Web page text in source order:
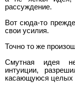
рассуждение.
Вот сюда-то
свои усилия.
Точно то же
Смутная идея
интуиции,
касающуюся целых